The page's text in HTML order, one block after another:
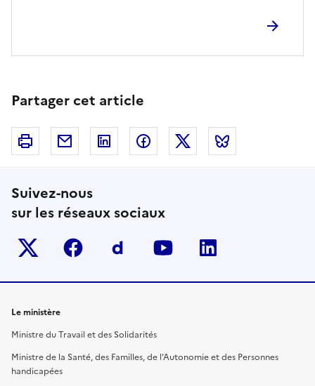
Partager cet article
Imprimer Courriel Linkedin FacebookTwitter
Suivez-nous
sur les réseaux sociaux
Twitter-x facebook Dailymotion
youtube
Le ministère
Ministre du Travail et des Solidarités
Ministre de la Santé, des Familles, de l'Autonomie et des Personnes
handicapées